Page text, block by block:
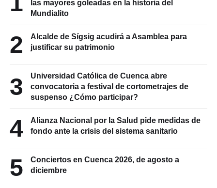
las mayores goleadas en la historia del
Mundialito
2
Alcalde de Sígsig acudirá a Asamblea para
justificar su patrimonio
3
Universidad Católica de Cuenca abre
convocatoria a festival de cortometrajes de
suspenso ¿Cómo participar?
4
Alianza Nacional por la Salud pide medidas de
fondo ante la crisis del sistema sanitario
5
Conciertos en Cuenca 2026, de agosto a
diciembre